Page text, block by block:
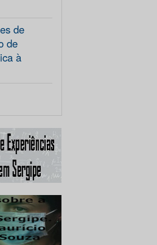
de
de
à